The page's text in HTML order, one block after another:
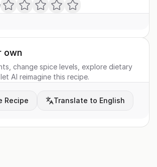
own
change spice levels, explore dietary
AI reimagine this recipe.
Recipe Translate to English